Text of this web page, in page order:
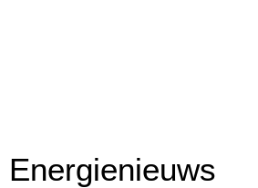
Energienieuws